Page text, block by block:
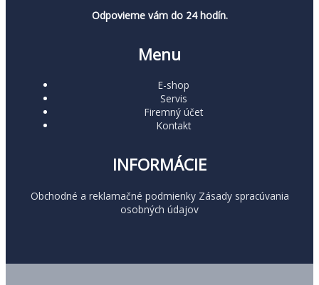
Odpovieme vám do 24 hodín.
Menu
E-shop
Servis
Firemný účet
Kontakt
INFORMÁCIE
Obchodné a reklamačné podmienky Zásady spracúvania
osobných údajov